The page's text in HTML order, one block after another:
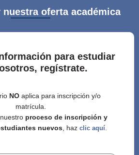
nuestra oferta académica
para estudiar
regístrate.
NOaplica para inscripción y/o
matrícula.
proceso de inscripción y
nuevos , haz clic aquí